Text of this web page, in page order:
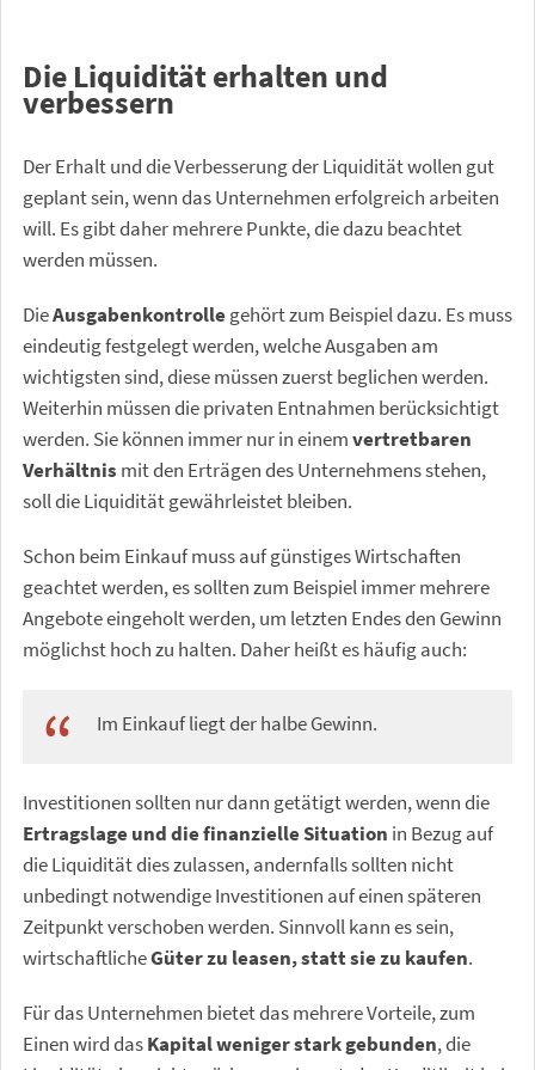
Die Liquidität erhalten und
verbessern
Der Erhalt und die Verbesserung der Liquidität wollen gut
geplant sein, wenn das Unternehmen erfolgreich arbeiten
will. Es gibt daher mehrere Punkte, die dazu beachtet
werden müssen.
DieAusgabenkontrollegehört zum Beispiel dazu. Es muss
eindeutig festgelegt werden, welche Ausgaben am
wichtigsten sind, diese müssen zuerst beglichen werden.
Weiterhin müssen die privaten Entnahmen berücksichtigt
werden. Sie können immer nur in einemvertretbaren
Verhältnis mit den Erträgen des Unternehmens stehen,
soll die Liquidität gewährleistet bleiben.
Schon beim Einkauf muss auf günstiges Wirtschaften
geachtet werden, es sollten zum Beispiel immer mehrere
Angebote eingeholt werden, um letzten Endes den Gewinn
möglichst hoch zu halten. Daher heißt es häufig auch:
Im Einkauf liegt der halbe Gewinn.
Investitionen sollten nur dann getätigt werden, wenn die
Ertragslage und die finanzielle Situation in Bezug auf
die Liquidität dies zulassen, andernfalls sollten nicht
unbedingt notwendige Investitionen auf einen späteren
Zeitpunkt verschoben werden. Sinnvoll kann es sein,
wirtschaftlicheGüter zu leasen, statt sie zu kaufen.
Für das Unternehmen bietet das mehrere Vorteile, zum
Einen wird dasKapital weniger stark gebunden, die